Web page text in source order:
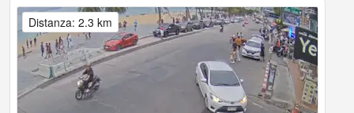
Distanza: 2.3 km